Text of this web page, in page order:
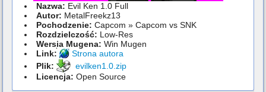
Nazwa: Evil Ken 1.0 Full
Autor: MetalFreekz13
Pochodzenie: Capcom » Capcom vs SNK
Rozdzielczość: Low-Res
Wersja Mugena: Win Mugen
Link:
Strona autora
Plik:
evilken1.0.zip
Licencja: Open Source